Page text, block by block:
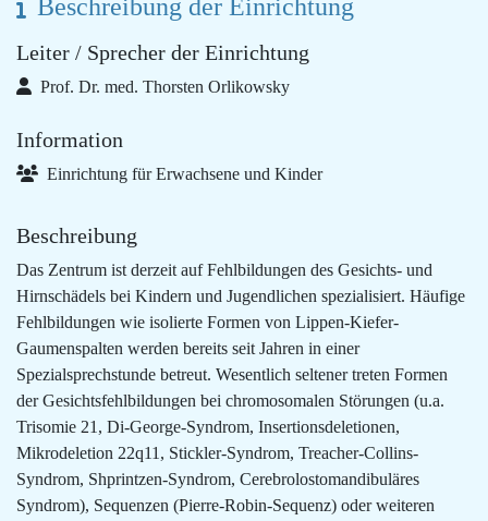
Beschreibung der Einrichtung
Leiter / Sprecher der Einrichtung
Prof. Dr. med. Thorsten Orlikowsky
Information
Einrichtung für Erwachsene und Kinder
Beschreibung
Das Zentrum ist derzeit auf Fehlbildungen des Gesichts- und
Hirnschädels bei Kindern und Jugendlichen spezialisiert. Häufige
Fehlbildungen wie isolierte Formen von Lippen-Kiefer-
Gaumenspalten werden bereits seit Jahren in einer
Spezialsprechstunde betreut. Wesentlich seltener treten Formen
der Gesichtsfehlbildungen bei chromosomalen Störungen (u.a.
Trisomie 21, Di-George-Syndrom, Insertionsdeletionen,
Mikrodeletion 22q11, Stickler-Syndrom, Treacher-Collins-
Syndrom, Shprintzen-Syndrom, Cerebrolostomandibuläres
Syndrom), Sequenzen (Pierre-Robin-Sequenz) oder weiteren